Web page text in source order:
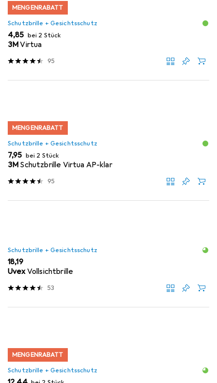
MENGENRABATT
Schutzbrille + Gesichtsschutz
EUR
4,85 bei 2 Stück
3MVirtua
95
MENGENRABATT
Schutzbrille + Gesichtsschutz
EUR
7,95 bei 2 Stück
3M Schutzbrille Virtua AP-klar
95
Schutzbrille + Gesichtsschutz
EUR
18,19
UvexVollsichtbrille
53
MENGENRABATT
Schutzbrille + Gesichtsschutz